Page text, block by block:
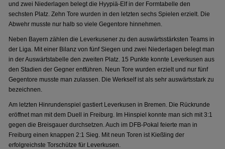
und zwei Niederlagen belegt die Hyypiä-Elf in der Formtabelle den
sechsten Platz. Zehn Tore wurden in den letzten sechs Spielen erzielt. Die
Abwehr musste nur halb so viele Gegentore hinnehmen.
Neben Bayern zählen die Leverkusener zu den auswärtsstärksten Teams in
der Liga. Mit einer Bilanz von fünf Siegen und zwei Niederlagen belegt man
in der Auswärtstabelle den zweiten Platz. 15 Punkte konnte Leverkusen aus
den Stadien der Gegner entführen. Neun Tore wurden erzielt und nur fünf
Gegentore musste man zulassen. Die Werkself ist als sehr auswärtsstark zu
bezeichnen.
Am letzten Hinrundenspiel gastiert Leverkusen in Bremen. Die Rückrunde
eröffnet man mit dem Duell in Freiburg. Im Hinspiel konnte man sich mit 3:1
gegen die Breisgauer durchsetzen. Auch im DFB-Pokal feierte man in
Freiburg einen knappen 2:1 Sieg. Mit neun Toren ist Kießling der
erfolgreichste Torschütze für Leverkusen.